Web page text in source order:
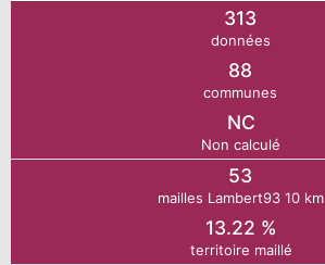
313
données
88
communes
NC
Non calculé
53
mailles Lambert93 10 km
13.22 %
territoire maillé